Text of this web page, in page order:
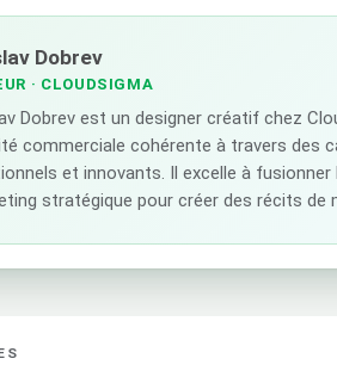
Dobrev
· CLOUDSIGMA
Dobrev est un designer créatif chez
commerciale cohérente à travers des
et innovants. Il excelle à
stratégique pour créer des récits de